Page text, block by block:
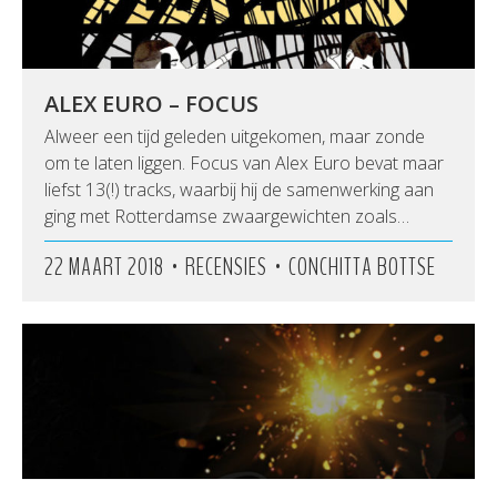
ALEX EURO – FOCUS
Alweer een tijd geleden uitgekomen, maar zonde
om te laten liggen. Focus van Alex Euro bevat maar
liefst 13(!) tracks, waarbij hij de samenwerking aan
ging met Rotterdamse zwaargewichten zoals…
22 MAART 2018 • RECENSIES • CONCHITTA BOTTSE